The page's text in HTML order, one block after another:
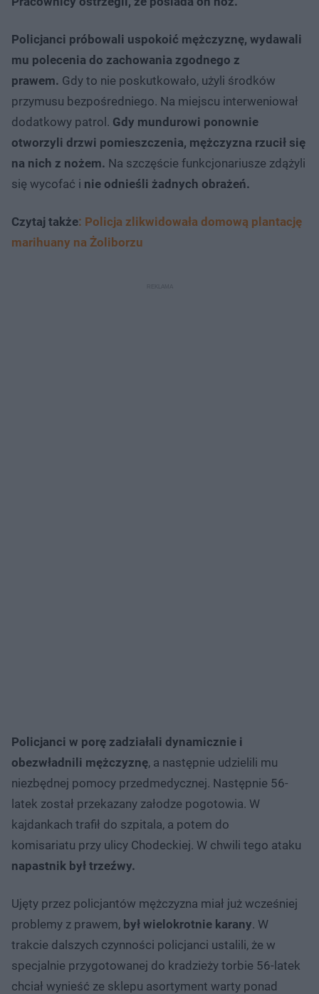
Policjanci próbowali uspokoić mężczyznę, wydawali
mu polecenia do zachowania zgodnego z
prawem. Gdy to nie poskutkowało, użyli środków
przymusu bezpośredniego. Na miejscu interweniował
dodatkowy patrol. Gdy mundurowi ponownie
otworzyli drzwi pomieszczenia, mężczyzna rzucił się
na nich z nożem. Na szczęście funkcjonariusze zdążyli
się wycofać i nie odnieśli żadnych obrażeń.
Czytaj także: Policja zlikwidowała domową plantację
marihuany na Żoliborzu
Policjanci w porę zadziałali dynamicznie i
obezwładnili mężczyznę, a następnie udzielili mu
niezbędnej pomocy przedmedycznej. Następnie 56-
latek został przekazany załodze pogotowia. W
kajdankach trafił do szpitala, a potem do
komisariatu przy ulicy Chodeckiej. W chwili tego ataku
napastnik był trzeźwy.
Ujęty przez policjantów mężczyzna miał już wcześniej
problemy z prawem, był wielokrotnie karany. W
trakcie dalszych czynności policjanci ustalili, że w
specjalnie przygotowanej do kradzieży torbie 56-latek
chciał wynieść ze sklepu asortyment warty ponad